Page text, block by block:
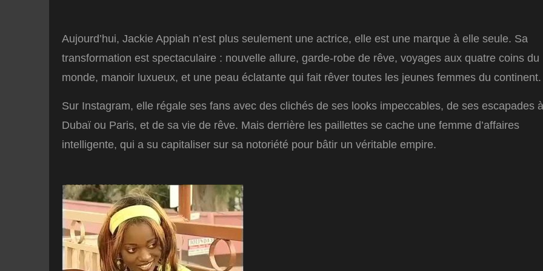
Aujourd’hui, Jackie Appiah n’est plus seulement une actrice, elle est une marque à elle seule. Sa
transformation est spectaculaire : nouvelle allure, garde-robe de rêve, voyages aux quatre coins du
monde, manoir luxueux, et une peau éclatante qui fait rêver toutes les jeunes femmes du continent.
Sur Instagram, elle régale ses fans avec des clichés de ses looks impeccables, de ses escapades à
Dubaï ou Paris, et de sa vie de rêve. Mais derrière les paillettes se cache une femme d’affaires
intelligente, qui a su capitaliser sur sa notoriété pour bâtir un véritable empire.